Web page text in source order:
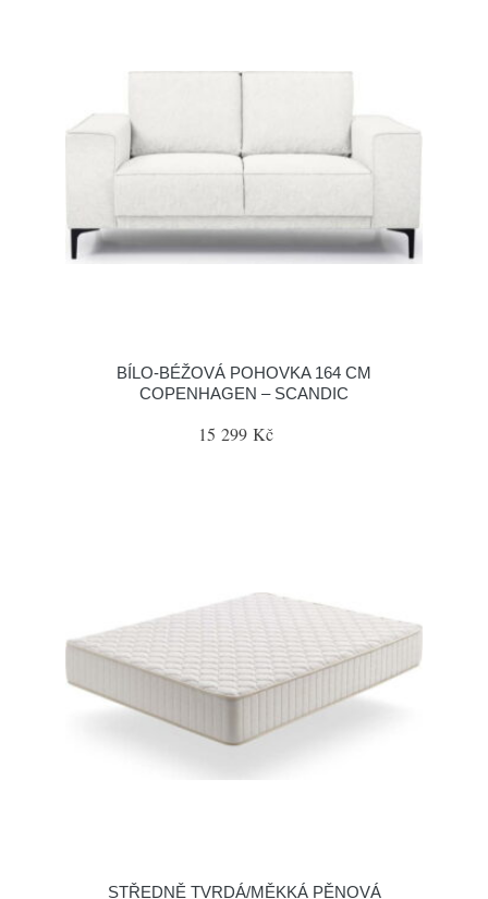
BÍLO-BÉŽOVÁ POHOVKA 164 CM
COPENHAGEN – SCANDIC
15 299 Kč
STŘEDNĚ TVRDÁ/MĚKKÁ PĚNOVÁ